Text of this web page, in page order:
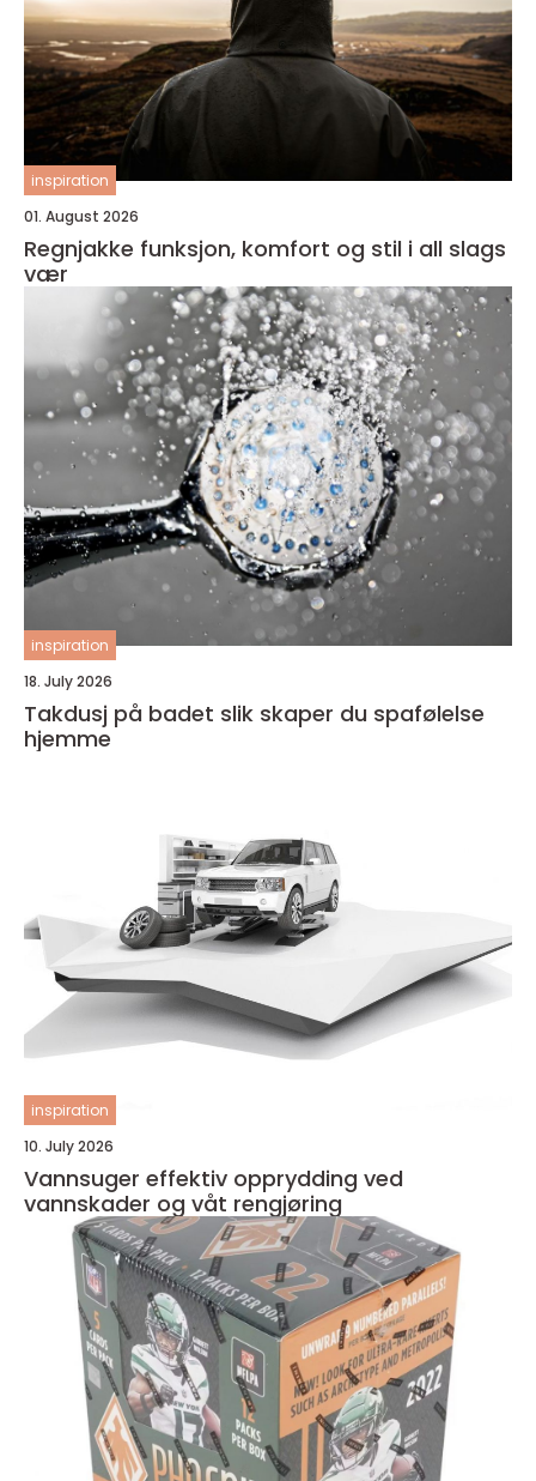
inspiration
01. August 2026
Regnjakke funksjon, komfort og stil i all slags
vær
inspiration
18. July 2026
Takdusj på badet slik skaper du spafølelse
hjemme
inspiration
10. July 2026
Vannsuger effektiv opprydding ved
vannskader og våt rengjøring